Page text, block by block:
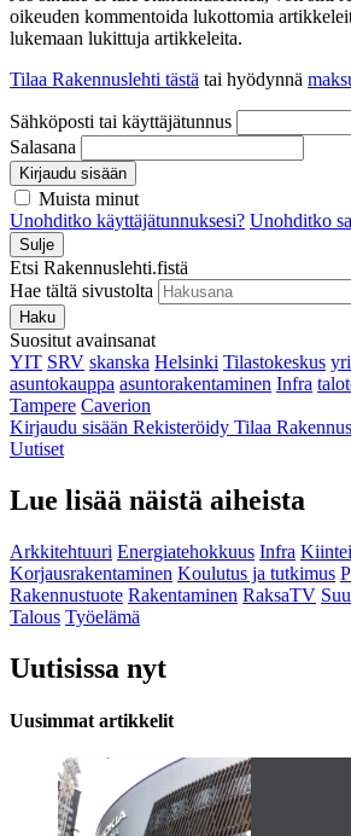
oikeuden kommentoida lukottomia
lukemaan lukittuja artikkeleita.
Tilaa Rakennuslehti tästä tai hyödynnä
Sähköposti tai käyttäjätunnus
Salasana
Kirjaudu sisään
Muista minut
Unohditko käyttäjätunnuksesi? Unohditko
Sulje
Etsi Rakennuslehti.fistä
Hae tältä sivustolta
Haku
Suositut avainsanat
YIT SRV skanska Helsinki Tilastokeskus
asuntokauppa asuntorakentaminen Infra
Tampere Caverion
Kirjaudu sisään Rekisteröidy Tilaa
Uutiset
Lue lisää näistä aiheista
Arkkitehtuuri Energiatehokkuus Infra
Korjausrakentaminen Koulutus ja tutkimus
Rakennustuote Rakentaminen RaksaTV
Talous Työelämä
Uutisissa nyt
Uusimmat artikkelit